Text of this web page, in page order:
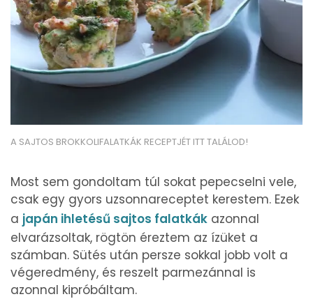
A SAJTOS BROKKOLIFALATKÁK RECEPTJÉT ITT TALÁLOD!
Most sem gondoltam túl sokat pepecselni vele,
csak egy gyors uzsonnareceptet kerestem. Ezek
a japán ihletésű sajtos falatkák azonnal
elvarázsoltak, rögtön éreztem az ízüket a
számban. Sütés után persze sokkal jobb volt a
végeredmény, és reszelt parmezánnal is
azonnal kipróbáltam.